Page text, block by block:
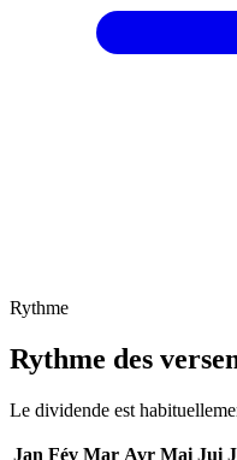
Rythme
Rythme des
Le dividende est
Jan Fév Mar Avr Mai Jui